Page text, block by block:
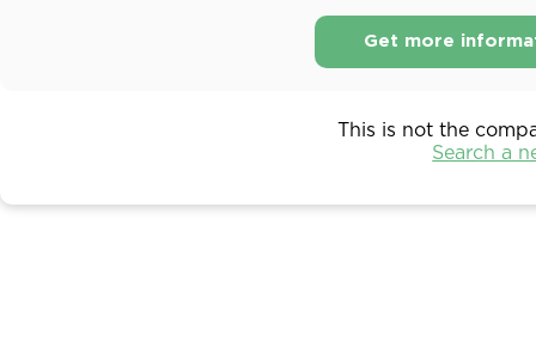
Get more
This is not the
Search a